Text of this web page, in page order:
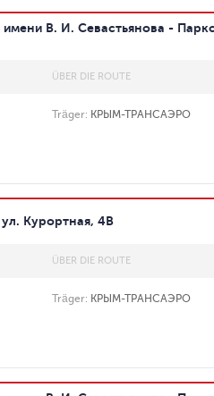
В. И. Севастьянова -
ÜBER DIE ROUTE
Träger: КРЫМ-ТРАНСАЭРО
Курортная, 4В
ÜBER DIE ROUTE
Träger: КРЫМ-ТРАНСАЭРО